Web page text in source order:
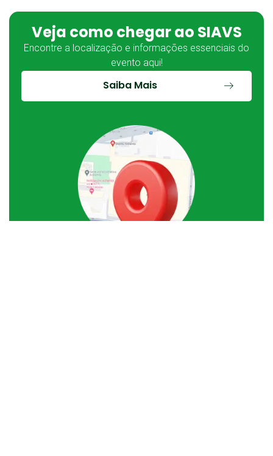
Veja como chegar ao SIAVS
Encontre a localização e informações essenciais do
evento aqui!
Saiba Mais